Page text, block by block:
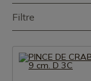
Filtre